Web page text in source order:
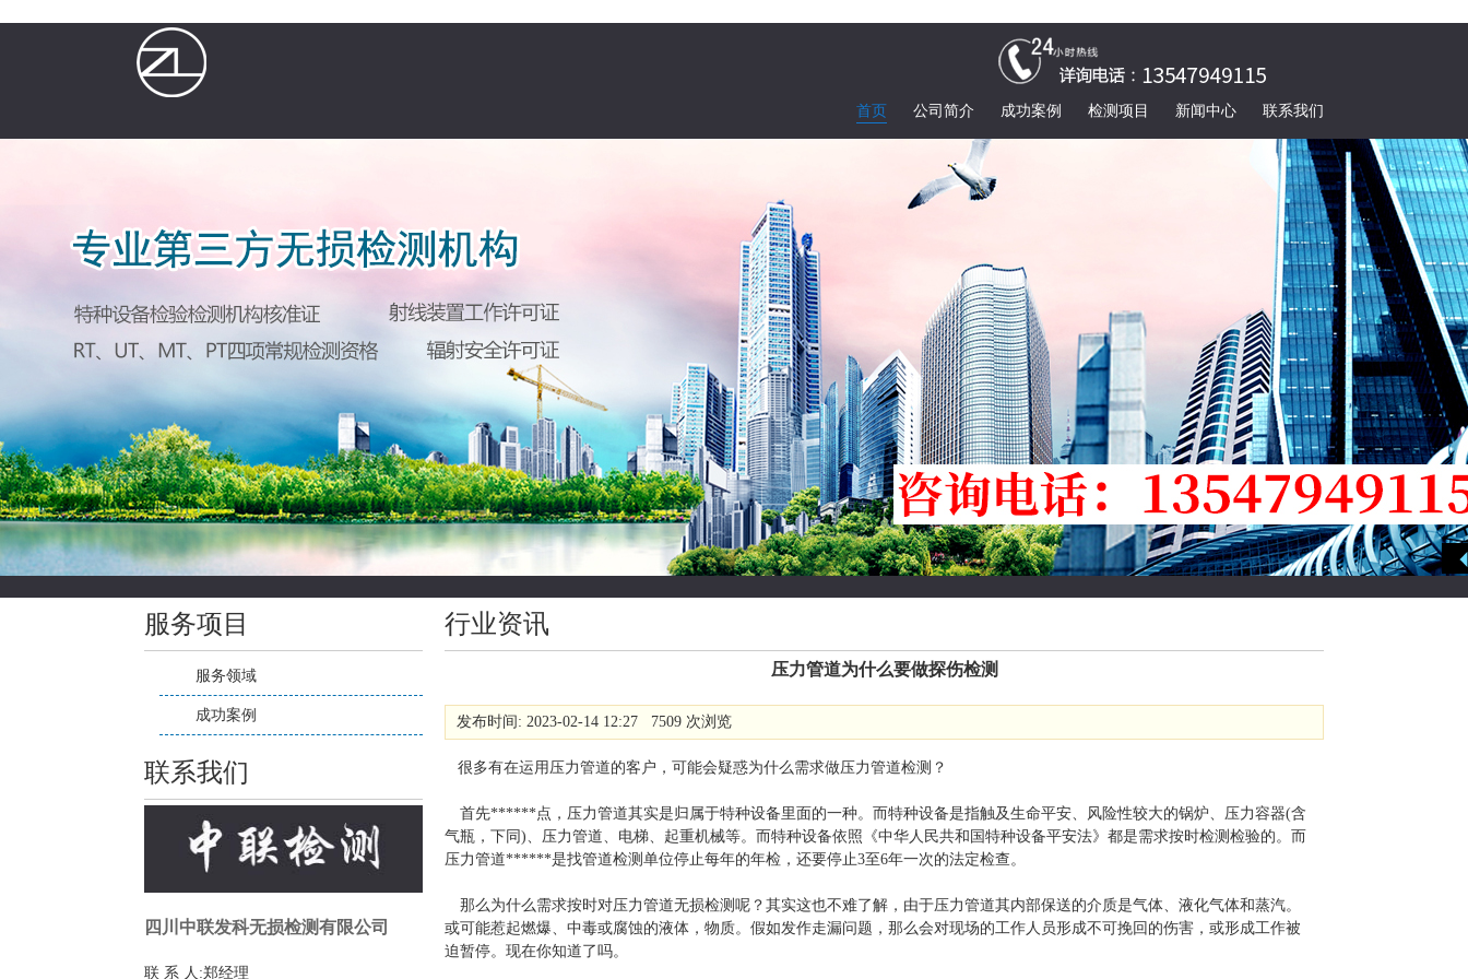
首页 公司简介 成功案例 检测项目 新闻中心 联系我们
服务项目
服务领域
成功案例
联系我们
四川中联发科无损检测有限公司
联 系 人:郑经理
行业资讯
压力管道为什么要做探伤检测
发布时间: 2023-02-14 12:27 7509 次浏览
很多有在运用压力管道的客户，可能会疑惑为什么需求做压力管道检测？
首先******点，压力管道其实是归属于特种设备里面的一种。而特种设备是指触及生命平安、风险性较大的锅炉、压力容器(含
气瓶，下同)、压力管道、电梯、起重机械等。而特种设备依照《中华人民共和国特种设备平安法》都是需求按时检测检验的。而
压力管道******是找管道检测单位停止每年的年检，还要停止3至6年一次的法定检查。
那么为什么需求按时对压力管道无损检测呢？其实这也不难了解，由于压力管道其内部保送的介质是气体、液化气体和蒸汽。
或可能惹起燃爆、中毒或腐蚀的液体，物质。假如发作走漏问题，那么会对现场的工作人员形成不可挽回的伤害，或形成工作被
迫暂停。现在你知道了吗。